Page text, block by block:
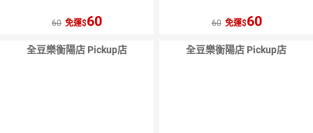
60 免運 60 60 免運 60
全豆樂衡陽店 Pickup店 全豆樂衡陽店 Pickup店